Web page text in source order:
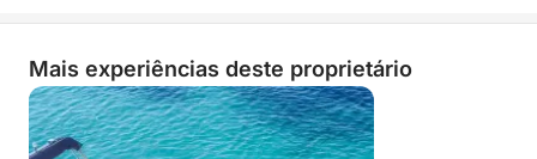
Mais experiências deste proprietário